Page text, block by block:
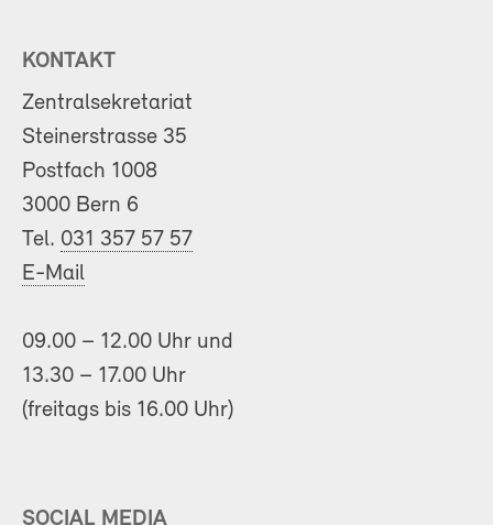
KONTAKT
Zentralsekretariat
Steinerstrasse 35
Postfach 1008
3000 Bern 6
Tel. 031 357 57 57
E-Mail
09.00 – 12.00 Uhr und
13.30 – 17.00 Uhr
(freitags bis 16.00 Uhr)
SOCIAL MEDIA